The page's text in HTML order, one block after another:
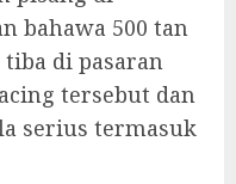
bahawa 500 tan
di pasaran
tersebut dan
serius termasuk